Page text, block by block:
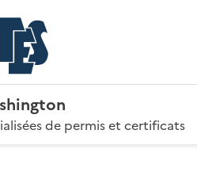
de permis et certificats